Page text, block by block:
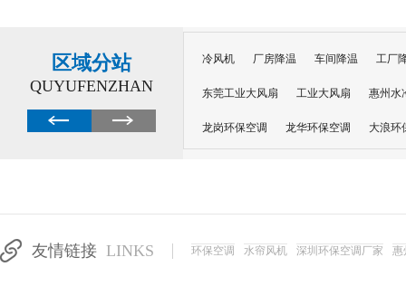
区域分站
QUYUFENZHAN
冷风机 厂房降温 车间降温 工厂
东莞工业大风扇 工业大风扇 惠州水
龙岗环保空调 龙华环保空调 大浪环
友情链接 LINKS 环保空调 水帘风机 深圳环保空调厂家 惠